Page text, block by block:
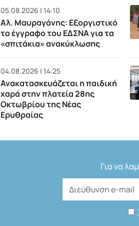
05.08.2026 | 14:10
Αλ. Μαυραγάνης: Εξοργιστικό
το έγγραφο του ΕΔΣΝΑ για τα
«σπιτάκια» ανακύκλωσης
04.08.2026 | 14:25
Ανακατασκευάζεται η παιδική
χαρά στην πλατεία 28ης
Οκτωβρίου της Νέας
Ερυθραίας
Για να